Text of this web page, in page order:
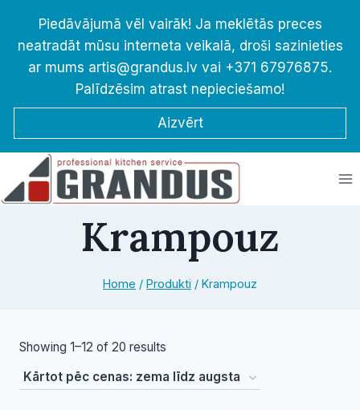
content
Piedāvājumā vēl vairāk! Ja meklētās preces
neatradāt mūsu interneta veikalā, droši sazinieties
ar mums artis@grandus.lv vai +371 67976875.
Palīdzēsim atrast nepieciešamo!
Aizvērt
Krampouz
Home / Produkti / Krampouz
Showing 1–12 of 20 results
by
price: